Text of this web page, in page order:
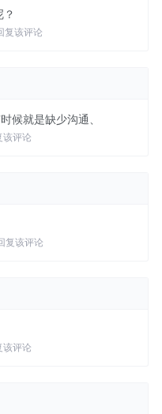
复该评论
候就是缺少沟通、
该评论
复该评论
该评论